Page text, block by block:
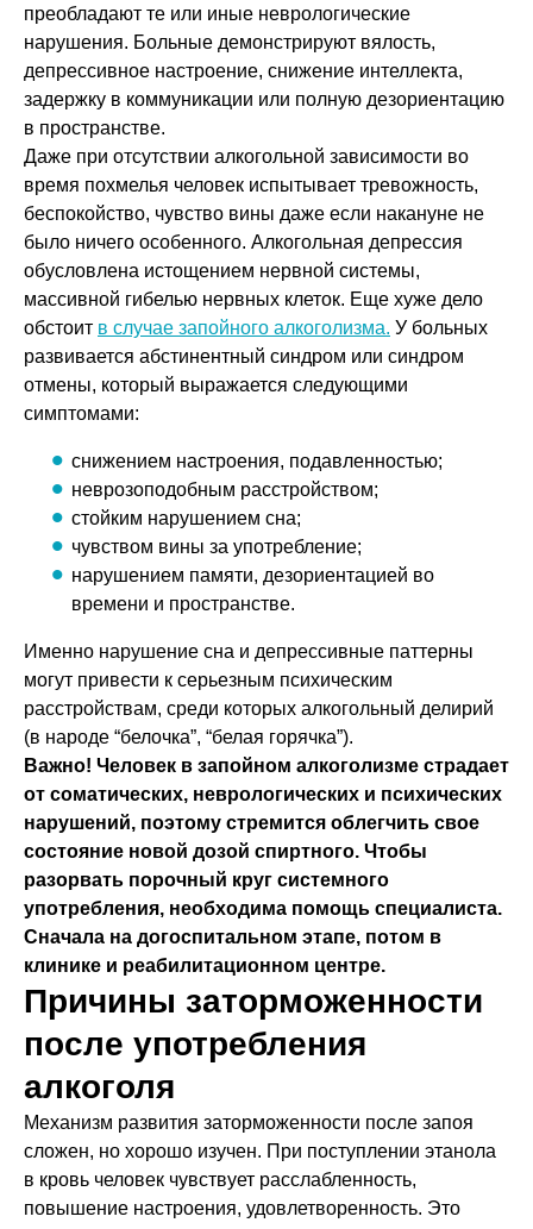
преобладают те или иные неврологические
нарушения. Больные демонстрируют вялость,
депрессивное настроение, снижение интеллекта,
задержку в коммуникации или полную дезориентацию
в пространстве.
Даже при отсутствии алкогольной зависимости во
время похмелья человек испытывает тревожность,
беспокойство, чувство вины даже если накануне не
было ничего особенного. Алкогольная депрессия
обусловлена истощением нервной системы,
массивной гибелью нервных клеток. Еще хуже дело
обстоит в случае запойного алкоголизма. У больных
развивается абстинентный синдром или синдром
отмены, который выражается следующими
симптомами:
снижением настроения, подавленностью;
неврозоподобным расстройством;
стойким нарушением сна;
чувством вины за употребление;
нарушением памяти, дезориентацией во
времени и пространстве.
Именно нарушение сна и депрессивные паттерны
могут привести к серьезным психическим
расстройствам, среди которых алкогольный делирий
(в народе “белочка”, “белая горячка”).
Важно! Человек в запойном алкоголизме страдает
от соматических, неврологических и психических
нарушений, поэтому стремится облегчить свое
состояние новой дозой спиртного. Чтобы
разорвать порочный круг системного
употребления, необходима помощь специалиста.
Сначала на догоспитальном этапе, потом в
клинике и реабилитационном центре.
Причины заторможенности
после употребления
алкоголя
Механизм развития заторможенности после запоя
сложен, но хорошо изучен. При поступлении этанола
в кровь человек чувствует расслабленность,
повышение настроения, удовлетворенность. Это